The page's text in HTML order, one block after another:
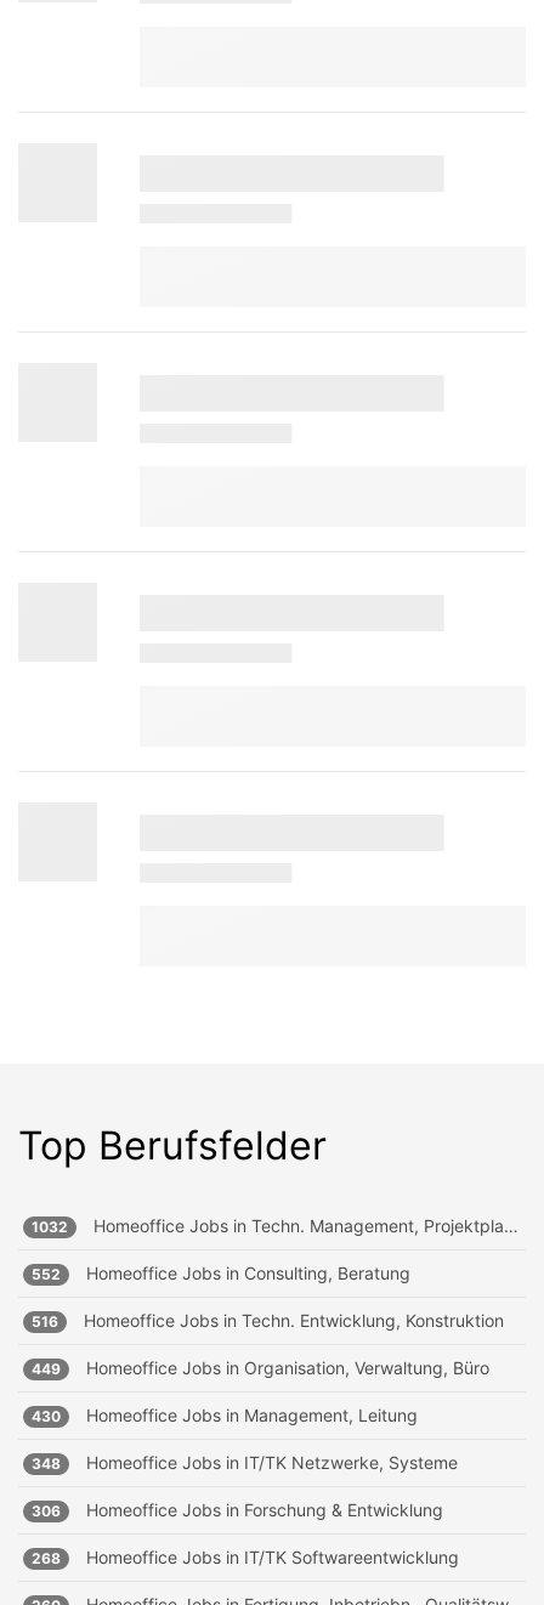
Top Berufsfelder
1032 Homeoffice Jobs in Techn. Management, Projektplanung
552 Homeoffice Jobs in Consulting, Beratung
516 Homeoffice Jobs in Techn. Entwicklung, Konstruktion
449 Homeoffice Jobs in Organisation, Verwaltung, Büro
430 Homeoffice Jobs in Management, Leitung
348 Homeoffice Jobs in IT/TK Netzwerke, Systeme
306 Homeoffice Jobs in Forschung & Entwicklung
268 Homeoffice Jobs in IT/TK Softwareentwicklung